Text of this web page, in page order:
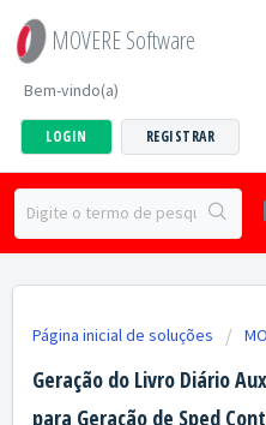
MOVERE Software
Bem-vindo(a)
LOGIN REGISTRAR
Página inicial de soluções
Geração do Livro Diário
para Geração de Sped